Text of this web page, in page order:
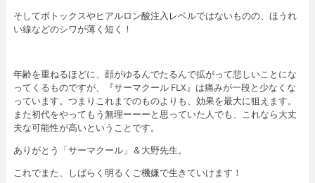
そしてボトックスやヒアルロン酸注入レベルではないものの、ほうれ
い線などのシワが薄く短く！
年齢を重ねるほどに、顔がゆるんでたるんで拡がって悲しいことにな
ってくるものですが、『サーマクール FLX』は痛みが一段と少なくな
っています。つまりこれまでのものよりも、効果を最大に狙えます。
また初代をやってもう無理ーーーと思っていた人でも、これなら大丈
夫な可能性が高いということです。
ありがとう「サーマクール」＆大野先生。
これでまた、しばらく明るくご機嫌で生きていけます！